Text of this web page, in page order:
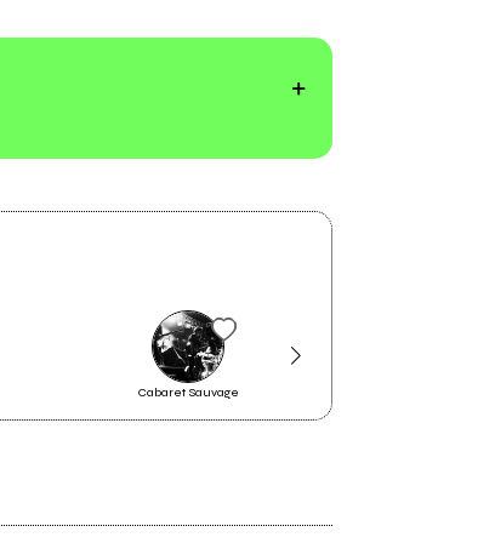
Cabaret Sauvage